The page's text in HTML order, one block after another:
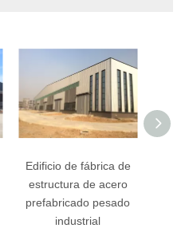
Edificio de fábrica de
estructura de acero
prefabricado pesado
industrial